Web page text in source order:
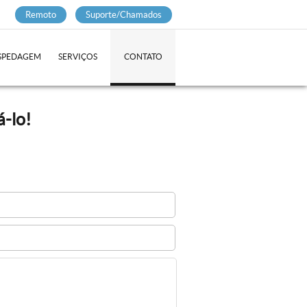
Remoto Suporte/Chamados
SERVIÇOS CONTATO
lo!